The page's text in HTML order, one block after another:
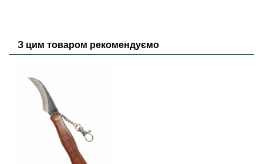
З цим товаром рекомендуємо